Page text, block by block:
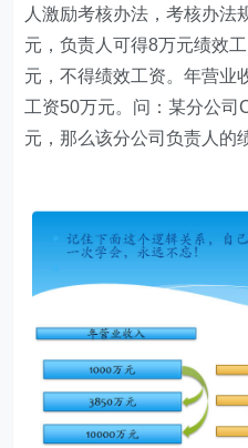
人激励考核办法，考核办法
元，负责人可得8万元绩效
元，不得绩效工资。年营业
工资50万元。问：某分公
元，那么该分公司负责人的